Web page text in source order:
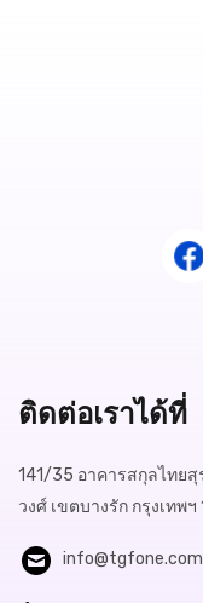
ติดต่อเราได้ที่
141/35 อาคารสกุลไทยสุ
วงศ์ เขตบางรัก กรุงเทพฯ
info@tgfone.com